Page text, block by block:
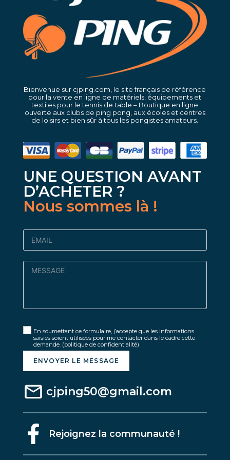
Bienvenue sur cjping.com, le site français de référence
pour la vente en ligne de matériels, équipements et
textiles pour le tennis de table – Boutique en ligne
ouverte aux clubs de ping pong, aux écoles et centres
de loisirs et bien sûr à tous les pongistes amateurs.
UNE QUESTION AVANT
D’ACHETER ?
Nous sommes là !
En soumettant ce formulaire, j’accepte que les informations
saisies soient utilisées pour me contacter dans le cadre cette
demande. (politique de confidentialité)
ENVOYER LE MESSAGE
cjping50@gmail.com
Rejoignez la communauté !